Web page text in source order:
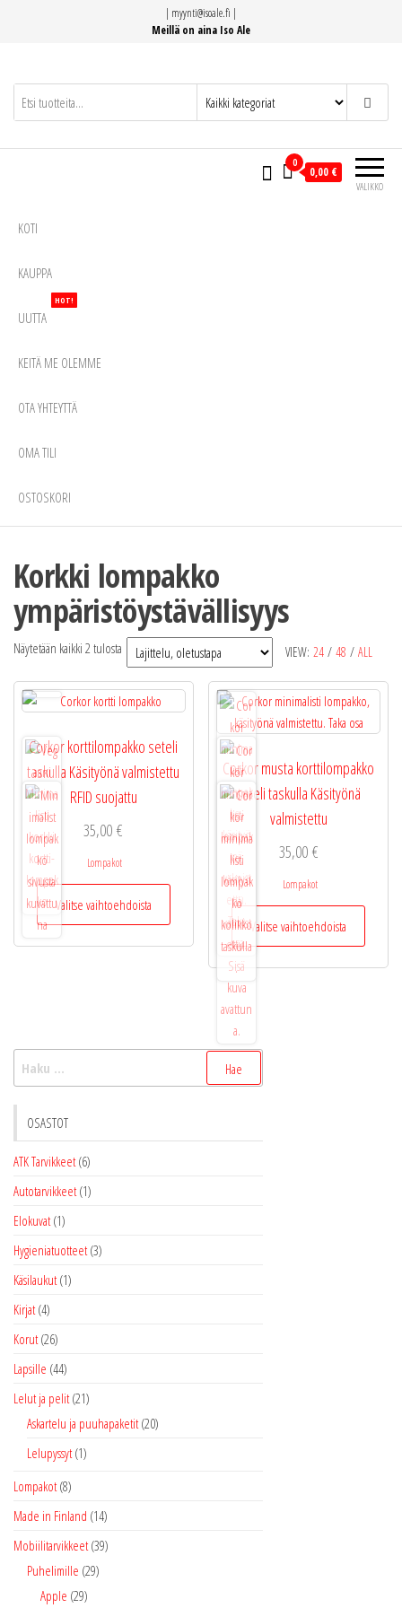
| myynti@isoale.fi |
Meillä on aina Iso Ale
VALIKKO
0
0,00 €
KOTI
KAUPPA
UUTTA
HOT!
KEITÄ ME OLEMME
OTA YHTEYTTÄ
OMA TILI
OSTOSKORI
Korkki lompakko
ympäristöystävällisyys
VIEW: 24 / 48 / ALL
Näytetään kaikki 2 tulosta
Corkor korttilompakko seteli
taskulla Käsityönä valmistettu
RFID suojattu
35,00€
Lompakot
Valitse vaihtoehdoista
Tällä
sivulla.
Corkor musta korttilompakko
seteli taskulla Käsityönä
valmistettu
35,00 €
Lompakot
Valitse vaihtoehdoista
Tällä
OSASTOT
ATK Tarvikkeet (6)
Autotarvikkeet (1)
Elokuvat (1)
Hygieniatuotteet (3)
Käsilaukut (1)
Kirjat (4)
Korut (26)
Lapsille (44)
Lelut ja pelit (21)
Askartelu ja puuhapaketit (20)
Lelupyssyt (1)
Lompakot (8)
Made in Finland (14)
Mobiilitarvikkeet (39)
Puhelimille (29)
Apple (29)